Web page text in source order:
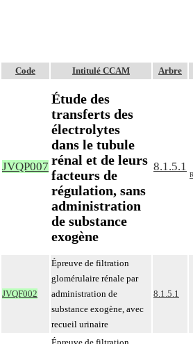
Code Intitulé CCAM Arbre
JVQP007
Étude des
transferts des
électrolytes
dans le tubule
rénal et de leurs
facteurs de
régulation, sans
administration
de substance
exogène
8.1.5.1
JVQF002
Épreuve de filtration
glomérulaire rénale par
administration de
substance exogène, avec
recueil urinaire
8.1.5.1